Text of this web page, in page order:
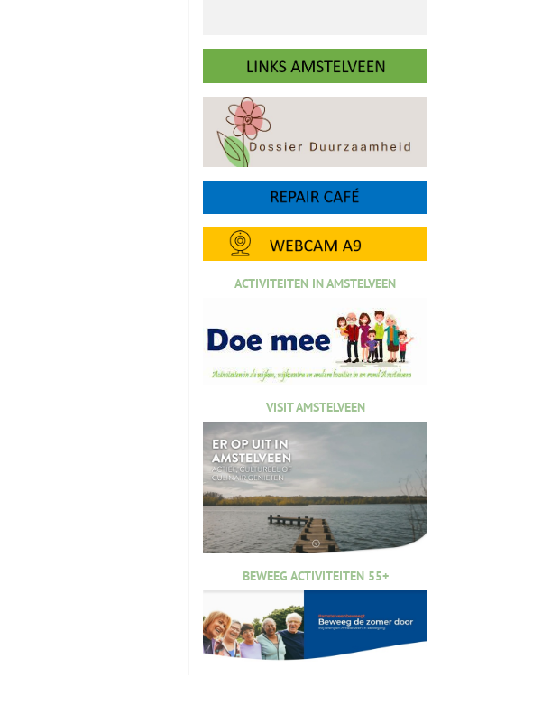
ACTIVITEITEN IN AMSTELVEEN
VISIT AMSTELVEEN
BEWEEG ACTIVITEITEN 55+